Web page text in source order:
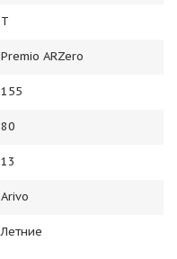
T
Premio ARZero
155
80
13
Arivo
Летние